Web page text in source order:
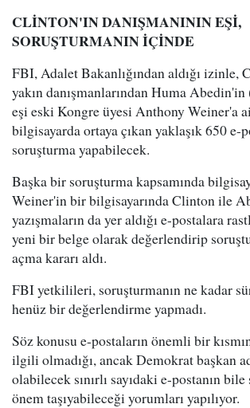
CLİNTON'IN DANIŞMANININ EŞİ,
SORUŞTURMANIN İÇİNDE
FBI, Adalet Bakanlığından aldığı izinle,
yakın danışmanlarından Huma Abedin'in
eşi eski Kongre üyesi Anthony Weiner'a
bilgisayarda ortaya çıkan yaklaşık 650
soruşturma yapabilecek.
Başka bir soruşturma kapsamında
Weiner'in bir bilgisayarında Clinton ile
yazışmaların da yer aldığı e-postalara
yeni bir belge olarak değerlendirip
açma kararı aldı.
FBI yetkilileri, soruşturmanın ne kadar
henüz bir değerlendirme yapmadı.
Söz konusu e-postaların önemli bir
ilgili olmadığı, ancak Demokrat başkan
olabilecek sınırlı sayıdaki e-postanın
önem taşıyabileceği yorumları yapılıyor.